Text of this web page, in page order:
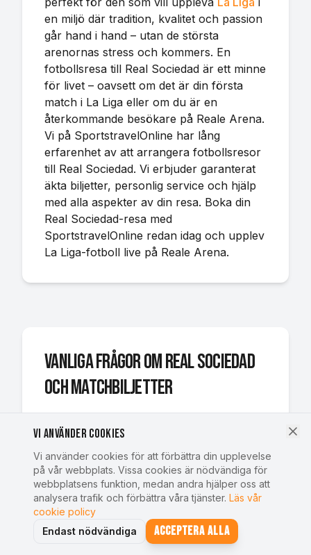
en miljö där tradition, kvalitet och passion
går hand i hand – utan de största
arenornas stress och kommers. En
fotbollsresa till Real Sociedad är ett minne
för livet – oavsett om det är din första
match i La Liga eller om du är en
återkommande besökare på Reale Arena.
Vi på SportstravelOnline har lång
erfarenhet av att arrangera fotbollsresor
till Real Sociedad. Vi erbjuder garanterat
äkta biljetter, personlig service och hjälp
med alla aspekter av din resa. Boka din
Real Sociedad-resa med
SportstravelOnline redan idag och upplev
La Liga-fotboll live på Reale Arena.
Vanliga frågor om Real Sociedad
och matchbiljetter
Hur bokar man matchbiljetter till Real
Sociedads hemmamatcher?
Du bokar biljetter till Real Sociedad online
via SportstravelOnline genom att välja
den match du vill se och slutföra
bokningen. Vi erbjuder biljetter till samtliga
Vi använder cookies
Vi använder cookies för att förbättra din upplevelse
på vår webbplats. Vissa cookies är nödvändiga för
webbplatsens funktion, medan andra hjälper oss att
analysera trafik och förbättra våra tjänster. Läs vår
cookie policy
Endast nödvändiga
Acceptera alla